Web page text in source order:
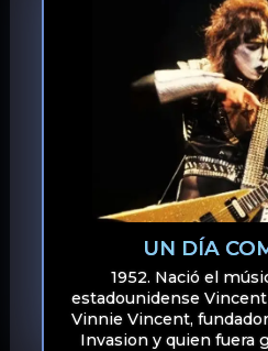
UN DÍA
1952. Nació el
estadounidense Vincent
Vinnie Vincent,
Invasion y quien fuera